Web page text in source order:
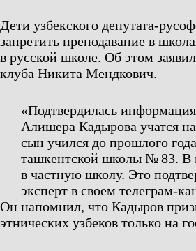
Дети узбекского депутата-
запретить преподавание в
в русской школе. Об этом
клуба Никита Мендкович.
«Подтвердилась
Алишера Кадырова учатся
сын учился до прошлого
ташкентской школы № 83. В
в частную школу. Это
эксперт в своем телеграм-
Он напомнил, что Кадыров
этнических узбеков только на